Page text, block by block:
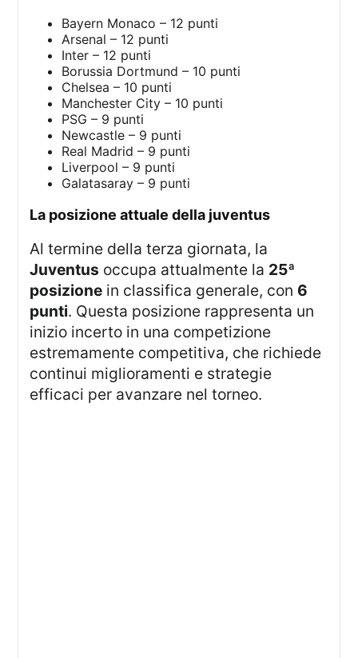
Bayern Monaco – 12 punti
Arsenal – 12 punti
Inter – 12 punti
Borussia Dortmund – 10 punti
Chelsea – 10 punti
Manchester City – 10 punti
PSG – 9 punti
Newcastle – 9 punti
Real Madrid – 9 punti
Liverpool – 9 punti
Galatasaray – 9 punti
la posizione attuale della juventus
Al termine della terza giornata, la
Juventus occupa attualmente la 25ª
posizione in classifica generale, con 6
punti. Questa posizione rappresenta un
inizio incerto in una competizione
estremamente competitiva, che richiede
continui miglioramenti e strategie
efficaci per avanzare nel torneo.